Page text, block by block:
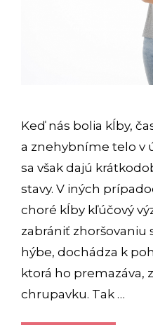
Keď nás bolia kĺby,
a znehybníme telo v
sa však dajú
stavy. V iných
choré kĺby kľúčový
zabrániť zhoršovaniu
hýbe, dochádza k
ktorá ho premazáva,
chrupavku. Tak …